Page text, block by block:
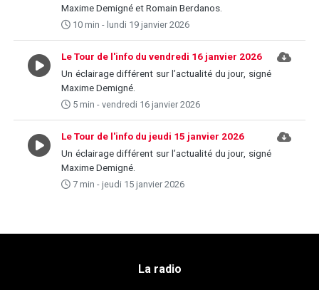
Maxime Demigné et Romain Berdanos.
10 min - lundi 19 janvier 2026
Le Tour de l'info du vendredi 16 janvier 2026
Un éclairage différent sur l’actualité du jour, signé
Maxime Demigné.
5 min - vendredi 16 janvier 2026
Le Tour de l'info du jeudi 15 janvier 2026
Un éclairage différent sur l’actualité du jour, signé
Maxime Demigné.
7 min - jeudi 15 janvier 2026
La radio